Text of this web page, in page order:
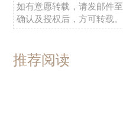
如有意愿转载，请发邮件至
确认及授权后，方可转载。
推荐阅读